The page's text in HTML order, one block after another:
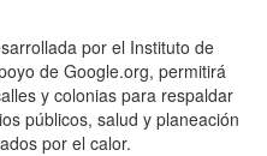
por el Instituto de
de Google.org, permitirá
y colonias para respaldar
públicos, salud y planeación
por el calor.